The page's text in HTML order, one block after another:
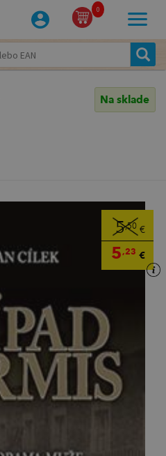
0
Na sklade
5,50 €
5,23 €